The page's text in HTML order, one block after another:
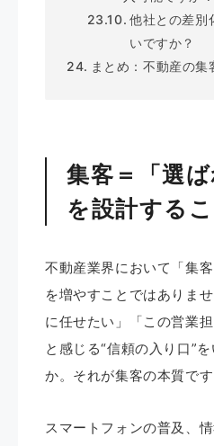
他社との差別
いですか？
まとめ：不動産の集
集客＝「選ば
を設計するこ
不動産業界において「集
を増やすことではありま
に任せたい」「この営業
と感じる“信頼の入り口”
か。それが集客の本質です
スマートフォンの普及、